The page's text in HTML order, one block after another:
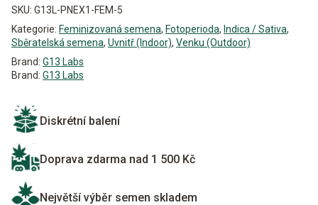
SKU: G13L-PNEX1-FEM-5
Kategorie: Feminizovaná semena, Fotoperioda, Indica / Sativa,
Sběratelská semena, Uvnitř (Indoor), Venku (Outdoor)
Brand: G13 Labs
Brand: G13 Labs
Diskrétní balení
Doprava zdarma nad 1 500 Kč
Největší výběr semen skladem